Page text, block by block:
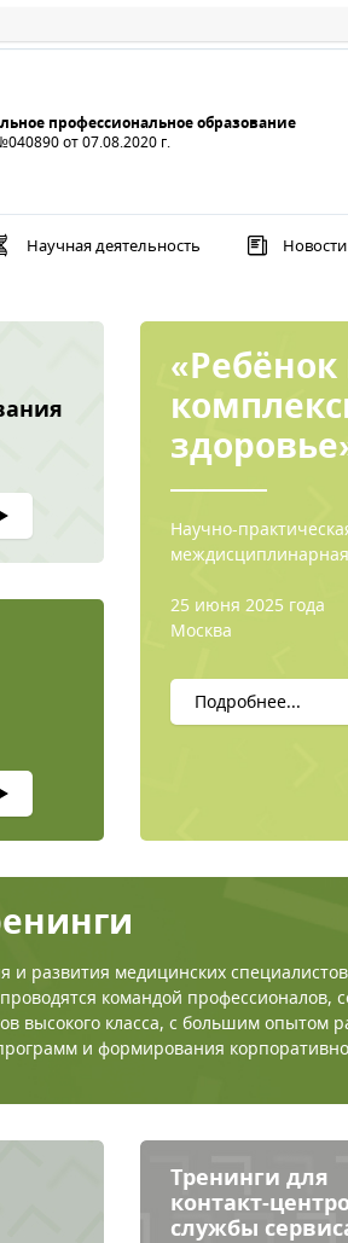
профессиональное образование
от 07.08.2020 г.
Научная деятельность Новости
«Ребёнок
Научно-
25 июня 2025 года
Москва
Подробнее...
и развития медицинских специалистов
командой профессионалов,
высокого класса, с большим опытом
и формирования
Тренинги для
контакт-
службы